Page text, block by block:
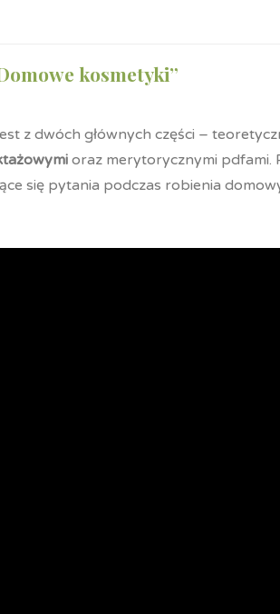
kosmetyki”
z dwóch głównych części –
oraz merytorycznymi pdfami.
się pytania podczas robienia